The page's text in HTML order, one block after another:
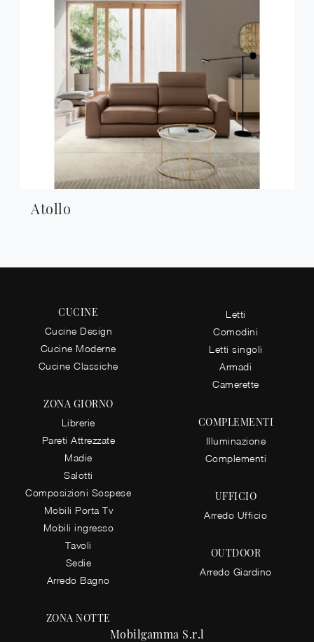
Atollo
CUCINE
Cucine Design
Cucine Moderne
Cucine Classiche
ZONA GIORNO
Librerie
Pareti Attrezzate
Madie
Salotti
Composizioni Sospese
Mobili Porta Tv
Mobili ingresso
Tavoli
Sedie
Arredo Bagno
ZONA NOTTE
Letti
Comodini
Letti singoli
Armadi
Camerette
COMPLEMENTI
Illuminazione
Complementi
UFFICIO
Arredo Ufficio
OUTDOOR
Arredo Giardino
Mobilgamma S.r.l